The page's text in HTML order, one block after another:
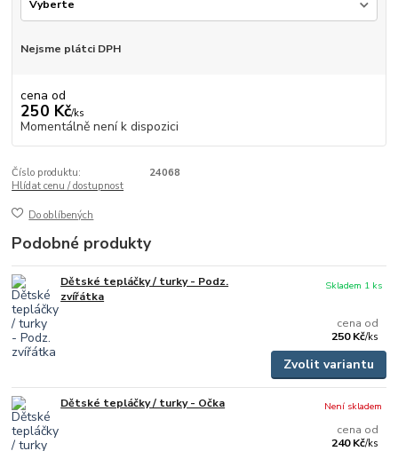
Nejsme plátci DPH
cena od
250 Kč/ks
Momentálně není k dispozici
Číslo produktu:
24068
Hlídat cenu / dostupnost
Do oblíbených
Podobné produkty
Dětské tepláčky / turky - Podz.
zvířátka
cena od
250 Kč/ks
Skladem 1 ks
Zvolit variantu
Dětské tepláčky / turky - Očka
cena od
240 Kč/ks
Není skladem